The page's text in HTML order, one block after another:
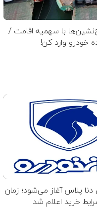
با سهمیه اقامت /
پلاس آغاز می‌شود؛ زمان
خرید اعلام شد